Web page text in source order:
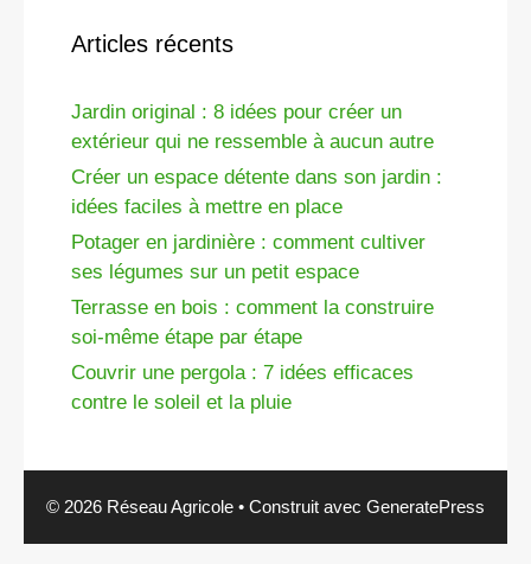
Articles récents
Jardin original : 8 idées pour créer un
extérieur qui ne ressemble à aucun autre
Créer un espace détente dans son jardin :
idées faciles à mettre en place
Potager en jardinière : comment cultiver
ses légumes sur un petit espace
Terrasse en bois : comment la construire
soi-même étape par étape
Couvrir une pergola : 7 idées efficaces
contre le soleil et la pluie
© 2026 Réseau Agricole • Construit avec GeneratePress